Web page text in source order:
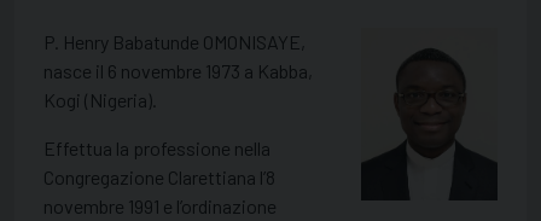
P. Henry Babatunde OMONISAYE,
nasce il 6 novembre 1973 a Kabba,
Kogi (Nigeria).
Effettua la professione nella
Congregazione Clarettiana l’8
novembre 1991 e l’ordinazione